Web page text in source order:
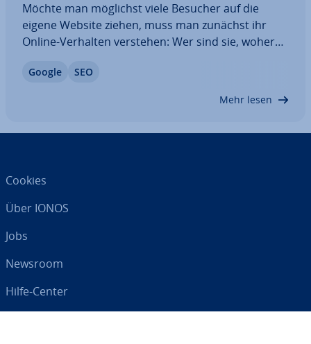
Möchte man möglichst viele Besucher auf die
eigene Website ziehen, muss man zunächst ihr
Online-Verhalten verstehen: Wer sind sie, woher
der eigenen Seite fündig oder nicht? Mithilfe ver­
Google SEO
Mehr lesen
Cookies
Über IONOS
Jobs
Newsroom
Hilfe-Center